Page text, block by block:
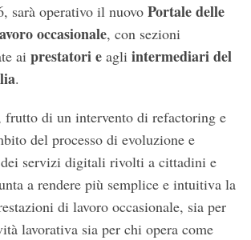
sarà operativo il nuovo Portale delle
occasionale, con sezioni
ai prestatori e agliintermediari del
.
frutto di un intervento di refactoring e
del processo di evoluzione e
servizi digitali rivolti a cittadini e
a rendere più semplice e intuitiva la
di lavoro occasionale, sia per
lavorativa sia per chi opera come